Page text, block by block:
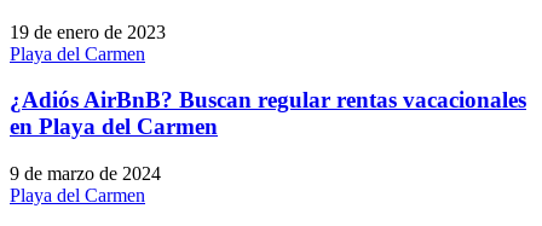
19 de enero de 2023
Playa del Carmen
¿Adiós AirBnB? Buscan regular rentas vacacionales
en Playa del Carmen
9 de marzo de 2024
Playa del Carmen